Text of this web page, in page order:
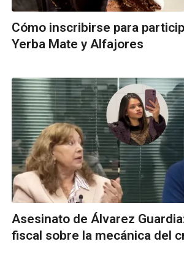
Cómo inscribirse para
Yerba Mate y Alfajores
Asesinato de Álvarez
fiscal sobre la mecánica del